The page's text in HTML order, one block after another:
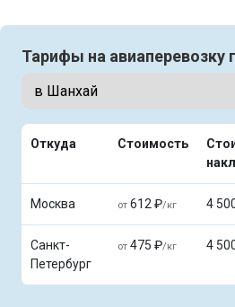
Тарифы на авиаперевозку
Откуда Стоимость
Москва от 612 ₽/кг 4
Санкт-
Петербург
от 475 ₽/кг 4